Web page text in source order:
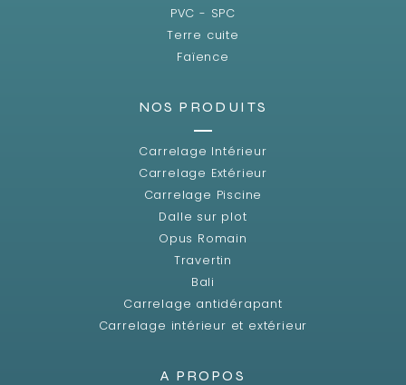
PVC - SPC
Terre cuite
Faïence
NOS PRODUITS
Carrelage Intérieur
Carrelage Extérieur
Carrelage Piscine
Dalle sur plot
Opus Romain
Travertin
Bali
Carrelage antidérapant
Carrelage intérieur et extérieur
A PROPOS